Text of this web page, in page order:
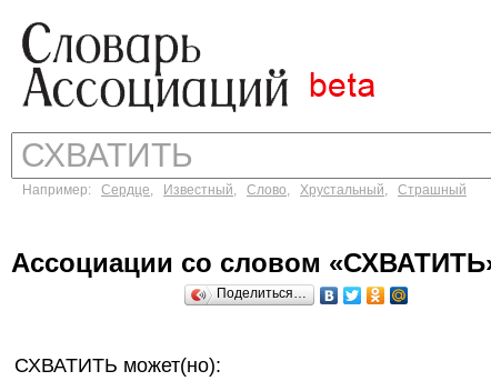
Например: Сердце, Известный, Слово, Хрустальный, Страшный
Ассоциации со словом
Поделиться…
СХВАТИТЬ может(но):